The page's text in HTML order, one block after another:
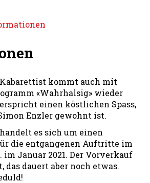
kommt auch mit
«Wahrhalsig» wieder
einen köstlichen Spass,
Enzler gewohnt ist.
es sich um einen
die entgangenen Auftritte im
Januar 2021. Der Vorverkauf
dauert aber noch etwas.